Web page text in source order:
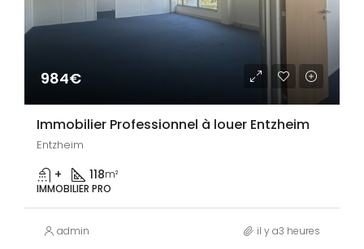
984€
Immobilier Professionnel à louer Entzheim
Entzheim
+ 118m²
IMMOBILIER PRO
admin il y a3 heures